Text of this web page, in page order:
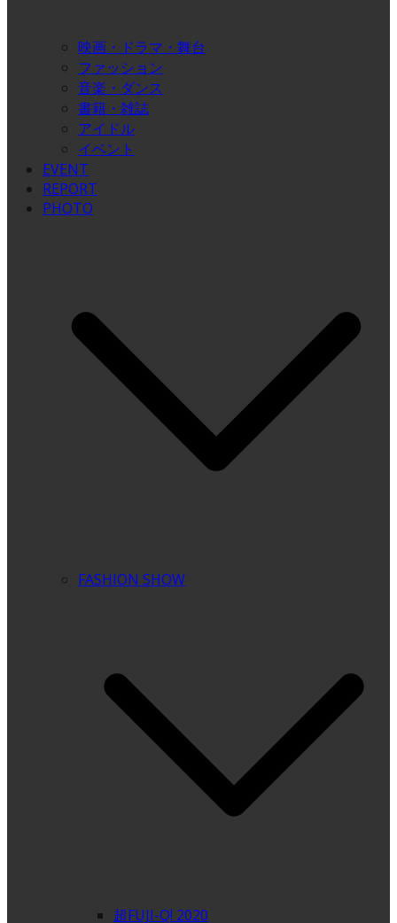
映画・ドラマ・舞台
ファッション
音楽・ダンス
書籍・雑誌
アイドル
イベント
EVENT
REPORT
PHOTO
FASHION SHOW
超FUJI-Q! 2020